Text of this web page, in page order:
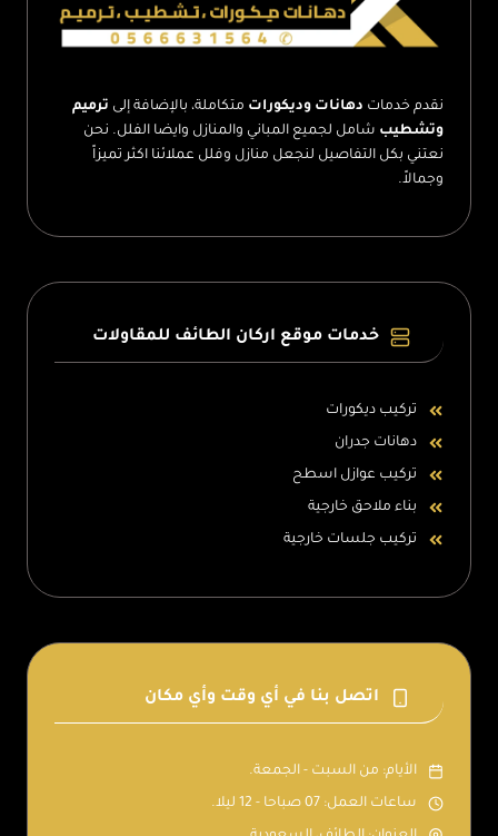
نقدم خدمات دهانات وديكورات متكاملة، بالإضافة إلى ترميم
وتشطيب شامل لجميع المباني والمنازل وايضا الفلل. نحن
نعتني بكل التفاصيل لنجعل منازل وفلل عملائنا اكثر تميزاً
وجمالاً.
خدمات موقع اركان الطائف للمقاولات
تركيب ديكورات
دهانات جدران
تركيب عوازل اسطح
بناء ملاحق خارجية
تركيب جلسات خارجية
اتصل بنا في أي وقت وأي مكان
الأيام: من السبت - الجمعة.
ساعات العمل: 07 صباحا - 12 ليلا.